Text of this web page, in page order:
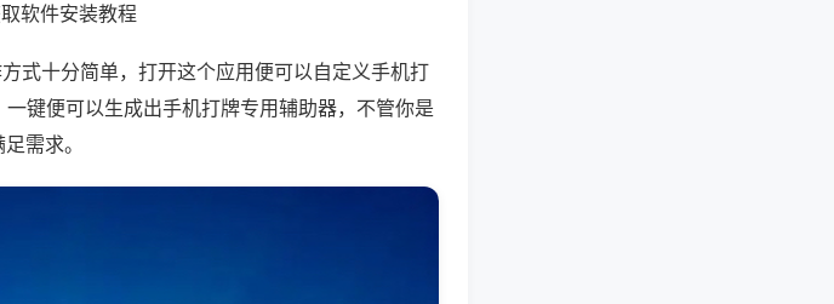
软件安装教程
式十分简单，打开这个应用便可以自定义手机打
键便可以生成出手机打牌专用辅助器，不管你是
需求。